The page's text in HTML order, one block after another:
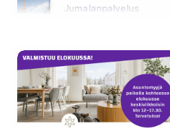
Jumalanpalvelus